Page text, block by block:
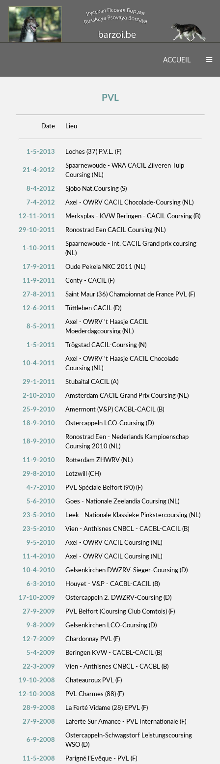
ACCUEIL
PVL
Date Lieu
1-5-2013 Loches (37) P.V.L. (F)
21-4-2012
Spaarnewoude - WRA CACIL Zilveren Tulp
Coursing (NL)
8-4-2012 Sjöbo Nat.Coursing (S)
7-4-2012 Axel - OWRV CACIL Chocolade-Coursing (NL)
12-11-2011 Merksplas - KVW Beringen - CACIL Coursing (B)
29-10-2011 Ronostrad Een CACIL Coursing (NL)
1-10-2011
Spaarnewoude - Int. CACIL Grand prix coursing
(NL)
17-9-2011 Oude Pekela NKC 2011 (NL)
11-9-2011 Conty - CACIL (F)
27-8-2011 Saint Maur (36) Championnat de France PVL (F)
12-6-2011 Tüttleben CACIL (D)
8-5-2011
Axel - OWRV 't Haasje CACIL
Moederdagcoursing (NL)
1-5-2011 Trögstad CACIL-Coursing (N)
10-4-2011
Axel - OWRV 't Haasje CACIL Chocolade
Coursing (NL)
29-1-2011 Stubaital CACIL (A)
2-10-2010 Amsterdam CACIL Grand Prix Coursing (NL)
25-9-2010 Amermont (V&P) CACBL-CACIL (B)
18-9-2010 Ostercappeln LCO-Coursing (D)
18-9-2010
Ronostrad Een - Nederlands Kampioenschap
Coursing 2010 (NL)
11-9-2010 Rotterdam ZHWRV (NL)
29-8-2010 Lotzwill (CH)
4-7-2010 PVL Spéciale Belfort (90) (F)
5-6-2010 Goes - Nationale Zeelandia Coursing (NL)
23-5-2010 Leek - Nationale Klassieke Pinkstercoursing (NL)
23-5-2010 Vien - Anthisnes CNBCL - CACBL-CACIL (B)
9-5-2010 Axel - OWRV CACIL Coursing (NL)
11-4-2010 Axel - OWRV CACIL Coursing (NL)
10-4-2010 Gelsenkirchen DWZRV-Sieger-Coursing (D)
6-3-2010 Houyet - V&P - CACBL-CACIL (B)
17-10-2009 Ostercappeln 2. DWZRV-Coursing (D)
27-9-2009 PVL Belfort (Coursing Club Comtois) (F)
9-8-2009 Gelsenkirchen LCO-Coursing (D)
12-7-2009 Chardonnay PVL (F)
5-4-2009 Beringen KVW - CACBL-CACIL (B)
22-3-2009 Vien - Anthisnes CNBCL - CACBL (B)
19-10-2008 Chateauroux PVL (F)
12-10-2008 PVL Charmes (88) (F)
28-9-2008 La Ferté Vidame (28) EPVL (F)
27-9-2008 Laferte Sur Amance - PVL Internationale (F)
6-9-2008
Ostercappeln-Schwagstorf Leistungscoursing
WSO (D)
11-5-2008 Parigné l'Evêque - PVL (F)